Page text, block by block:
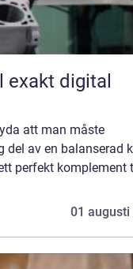
att man måste
del av en balanserad
perfekt komplement
01 augusti